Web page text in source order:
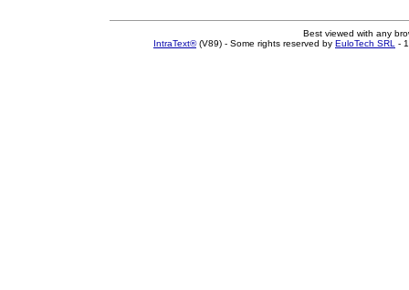
Best viewed with any
IntraText®(V89) - Some rights reserved by EuloTech SRL -